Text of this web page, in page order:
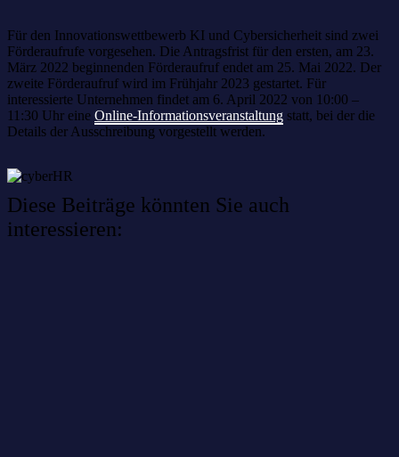
Für den Innovationswettbewerb KI und Cybersicherheit sind zwei
Förderaufrufe vorgesehen. Die Antragsfrist für den ersten, am 23.
März 2022 beginnenden Förderaufruf endet am 25. Mai 2022. Der
zweite Förderaufruf wird im Frühjahr 2023 gestartet. Für
interessierte Unternehmen findet am 6. April 2022 von 10:00 –
11:30 Uhr eine Online-Informationsveranstaltung statt, bei der die
Details der Ausschreibung vorgestellt werden.
Diese Beiträge könnten Sie auch
interessieren: